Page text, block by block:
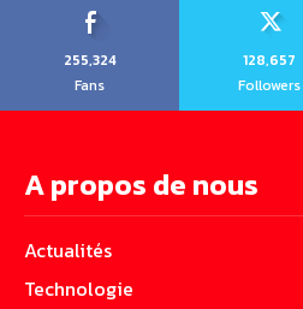
255,324
Fans
128,657
Followers
A propos de nous
Actualités
Technologie